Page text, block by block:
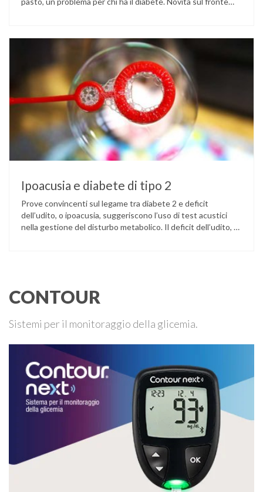
come ingannare il metabolismo ed evitare che gli zuccheri …
Ipoacusia e diabete di tipo 2
Prove convincenti sul legame tra diabete 2 e deficit
dell’udito, o ipoacusia, suggeriscono l’uso di test acustici
nella gestione del disturbo metabolico. Il deficit dell’udito, o
CONTOUR
Sistemi per il monitoraggio della glicemia.